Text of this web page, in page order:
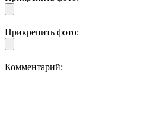
Прикрепить фото:
Комментарий: